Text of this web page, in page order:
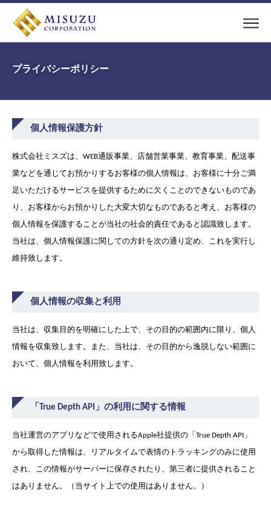
プライバシーポリシー
個人情報保護方針
株式会社ミスズは、WEB通販事業、店舗営業事業、教育事業、配送事
業などを通じてお預かりするお客様の個人情報は、お客様に十分ご満
足いただけるサービスを提供するために欠くことのできないものであ
り、お客様からお預かりした大変大切なものであると考え、お客様の
個人情報を保護することが当社の社会的責任であると認識致します。
当社は、個人情報保護に関しての方針を次の通り定め、これを実行し
維持致します。
個人情報の収集と利用
当社は、収集目的を明確にした上で、その目的の範囲内に限り、個人
情報を収集致します。また、当社は、その目的から逸脱しない範囲に
おいて、個人情報を利用致します。
「True Depth API」の利用に関する情報
当社運営のアプリなどで使用されるApple社提供の「True Depth API」
から取得した情報は、リアルタイムで表情のトラッキングのみに使用
され、この情報がサーバーに保存されたり、第三者に提供されること
はありません。（当サイト上での使用はありません。）